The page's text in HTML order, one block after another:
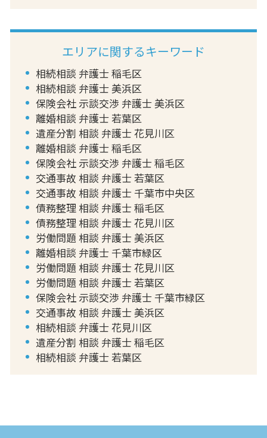
エリアに関するキーワード
相続相談 弁護士 稲毛区
相続相談 弁護士 美浜区
保険会社 示談交渉 弁護士 美浜区
離婚相談 弁護士 若葉区
遺産分割 相談 弁護士 花見川区
離婚相談 弁護士 稲毛区
保険会社 示談交渉 弁護士 稲毛区
交通事故 相談 弁護士 若葉区
交通事故 相談 弁護士 千葉市中央区
債務整理 相談 弁護士 稲毛区
債務整理 相談 弁護士 花見川区
労働問題 相談 弁護士 美浜区
離婚相談 弁護士 千葉市緑区
労働問題 相談 弁護士 花見川区
労働問題 相談 弁護士 若葉区
保険会社 示談交渉 弁護士 千葉市緑区
交通事故 相談 弁護士 美浜区
相続相談 弁護士 花見川区
遺産分割 相談 弁護士 稲毛区
相続相談 弁護士 若葉区